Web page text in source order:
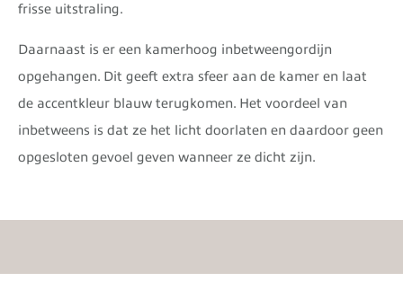
frisse uitstraling.
Daarnaast is er een kamerhoog inbetweengordijn
opgehangen. Dit geeft extra sfeer aan de kamer en laat
de accentkleur blauw terugkomen. Het voordeel van
inbetweens is dat ze het licht doorlaten en daardoor geen
opgesloten gevoel geven wanneer ze dicht zijn.